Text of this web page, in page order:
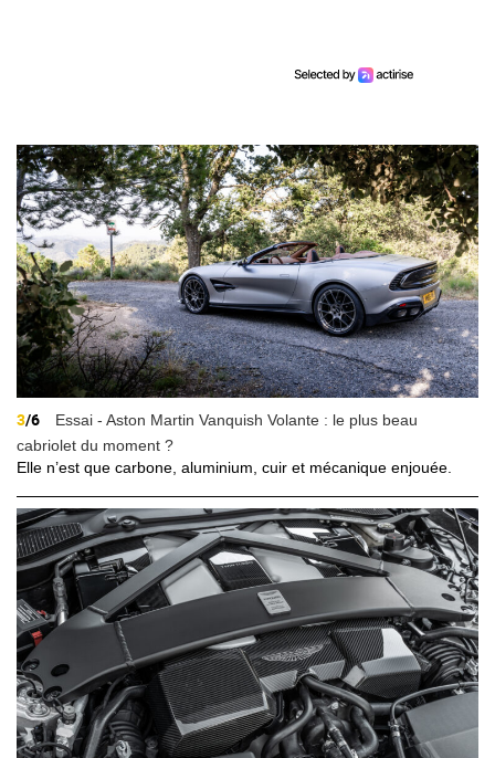
3/6
Essai - Aston Martin Vanquish Volante : le plus beau
cabriolet du moment ?
Elle n’est que carbone, aluminium, cuir et mécanique enjouée.